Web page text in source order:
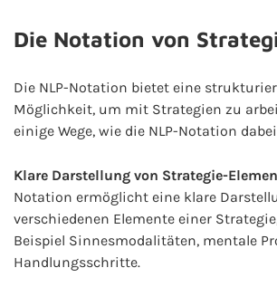
Die Notation von
Die NLP-Notation bietet eine
Möglichkeit, um mit Strategien zu
einige Wege, wie die NLP-Notation
Klare Darstellung von Strategie-
Notation ermöglicht eine klare
verschiedenen Elemente einer
Beispiel Sinnesmodalitäten, mentale
Handlungsschritte.